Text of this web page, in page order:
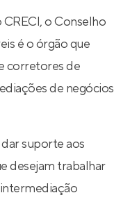
o Conselho
é o órgão que
corretores de
de negócios
suporte aos
desejam trabalhar